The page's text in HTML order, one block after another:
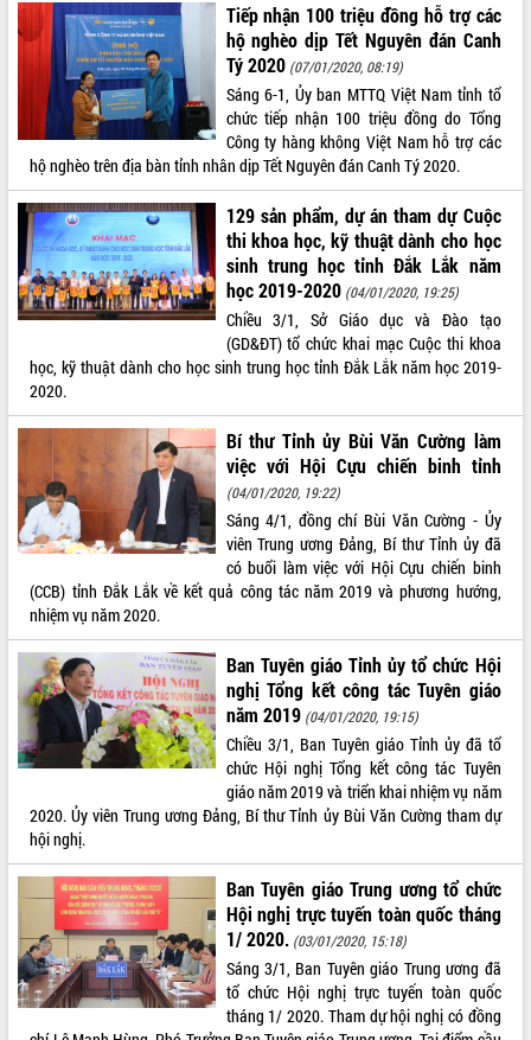
Trình diễn nghệ thuật chế biến các
món ăn từ sầu riêng
Đắk Lắk công bố Quy hoạch và xúc
tiến đầu tư tỉnh
Ngành cá ngừ Đắk Lắk chủ động thích
ứng để giữ vững thị trường xuất khẩu
Diễn đàn Kinh tế tư nhân Việt Nam đột
phá cơ chế - Hợp tác công tư
Đề án 06 tạo bước ngoặt đột phá trong
cải cách hành chính tỉnh Đắk Lắk
Kết nối tour, đẩy mạnh chuyển đổi số
để phát triển du lịch Đắk Lắk
Khởi động Dự án Đầu tư xây dựng hạ
tầng kỹ thuật Cụm công nghiệp Tân
Tiến
Gặp mặt các cơ quan báo chí nhân Kỷ
niệm 101 năm Ngày Báo chí Cách
mạng Việt Nam
Đắk Lắk sơ kết 4 năm triển khai thực
hiện Đề án 06 của Chính phủ
Họp báo thông tin về Hội nghị Công bố
Quy hoạch và Xúc tiến đầu tư tỉnh Đắk
Lắk
Khơi thông điểm nghẽn, đẩy nhanh
giải ngân vốn khắc phục thiên tai
HĐND tỉnh thông qua điều chỉnh Quy
hoạch tỉnh thời kỳ 2021-2030
Hội thảo góp ý hồ sơ điều chỉnh quy
hoạch tỉnh Đắk Lắk thời kỳ 2021-2030,
tầm nhìn đến năm 2050
Nâng cao hiệu quả hoạt động của các
doanh nghiệp nhà nước
Hội nghị triển khai kết nối mạng
truyền số liệu chuyên dùng phục vụ cơ
quan Đảng, Nhà nước
Lễ phát động chuỗi hoạt động chung
tay làm sạch môi trường
Xã Ea Kar bước chuyển mình trong
công tác cải cách hành chính mô hình
mới
Tiếp nhận 100 triệu đồng hỗ trợ các
hộ nghèo dịp Tết Nguyên đán Canh
Tý 2020 (07/01/2020, 08:19)
Sáng 6-1, Ủy ban MTTQ Việt Nam tỉnh tổ
chức tiếp nhận 100 triệu đồng do Tổng
Công ty hàng không Việt Nam hỗ trợ các
hộ nghèo trên địa bàn tỉnh nhân dịp Tết Nguyên đán Canh Tý 2020.
129 sản phẩm, dự án tham dự Cuộc
thi khoa học, kỹ thuật dành cho học
sinh trung học tỉnh Đắk Lắk năm
học 2019-2020 (04/01/2020, 19:25)
Chiều 3/1, Sở Giáo dục và Đào tạo
(GD&ĐT) tổ chức khai mạc Cuộc thi khoa
học, kỹ thuật dành cho học sinh trung học tỉnh Đắk Lắk năm học 2019-
2020.
Bí thư Tỉnh ủy Bùi Văn Cường làm
việc với Hội Cựu chiến binh tỉnh
(04/01/2020, 19:22)
Sáng 4/1, đồng chí Bùi Văn Cường - Ủy
viên Trung ương Đảng, Bí thư Tỉnh ủy đã
có buổi làm việc với Hội Cựu chiến binh
(CCB) tỉnh Đắk Lắk về kết quả công tác năm 2019 và phương hướng,
nhiệm vụ năm 2020.
Ban Tuyên giáo Tỉnh ủy tổ chức Hội
nghị Tổng kết công tác Tuyên giáo
năm 2019 (04/01/2020, 19:15)
Chiều 3/1, Ban Tuyên giáo Tỉnh ủy đã tổ
chức Hội nghị Tổng kết công tác Tuyên
giáo năm 2019 và triển khai nhiệm vụ năm
2020. Ủy viên Trung ương Đảng, Bí thư Tỉnh ủy Bùi Văn Cường tham dự
hội nghị.
Ban Tuyên giáo Trung ương tổ chức
Hội nghị trực tuyến toàn quốc tháng
1/ 2020. (03/01/2020, 15:18)
Sáng 3/1, Ban Tuyên giáo Trung ương đã
tổ chức Hội nghị trực tuyến toàn quốc
tháng 1/ 2020. Tham dự hội nghị có đồng